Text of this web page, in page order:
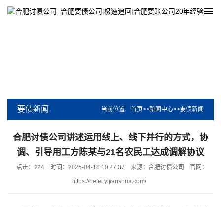
要债新闻 当前位置: 首页>>新闻中心>>要债新闻
合肥讨债公司讲述运用线上、线下并行的方式，协
调、引导用工方陈某与21名农民工达成调解协议
点击：224 时间：2025-04-18 10:27:37 来源：合肥讨债公司 官网：
https://hefei.yijianshua.com/